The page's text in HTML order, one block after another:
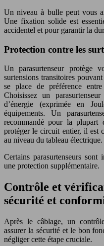
Un niveau à bulle peut vous
Une fixation solide est
accidentel et pour garantir la
Protection contre les
Un parasurtenseur protège
surtensions transitoires
se place de préférence
Choisissez un
d’énergie (exprimée en
équipements. Un
recommandé pour la plupart
protéger le circuit entier, il est
au niveau du tableau électrique.
Certains parasurtenseurs
une protection supplémentaire.
Contrôle et
sécurité et
Après le câblage, un
assurer la sécurité et le bon
négliger cette étape cruciale.